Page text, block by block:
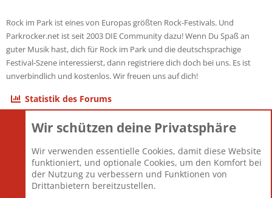
Rock im Park ist eines von Europas größten Rock-Festivals. Und
Parkrocker.net ist seit 2003 DIE Community dazu! Wenn Du Spaß an
guter Musik hast, dich für Rock im Park und die deutschsprachige
Festival-Szene interessierst, dann registriere dich doch bei uns. Es ist
unverbindlich und kostenlos. Wir freuen uns auf dich!
Statistik des Forums
Themen
Mitglieder
12.425
Neuestes Mitglied
Toddster85
Wir schützen deine Privatsphäre
Wir verwenden essentielle Cookies, damit diese Website
funktioniert, und optionale Cookies, um den Komfort bei
der Nutzung zu verbessern und Funktionen von
Drittanbietern bereitzustellen.